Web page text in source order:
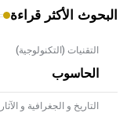
البحوث الأكثر قراءة
التقنيات (التكنولوجية)
الحاسوب
التاريخ و الجغرافية و الآثار